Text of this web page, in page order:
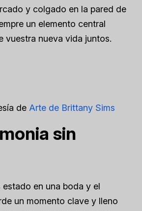
y colgado en la pared de
un elemento central
vuestra nueva vida juntos.
de Arte de Brittany Sims
sin
estado en una boda y el
un momento clave y lleno